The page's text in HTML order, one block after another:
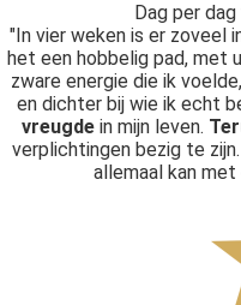
Dag per
"In vier weken is er zoveel
het een hobbelig pad, met
zware energie die ik
en dichter bij wie ik echt
vreugde in mijn leven.
verplichtingen bezig te
allemaal kan